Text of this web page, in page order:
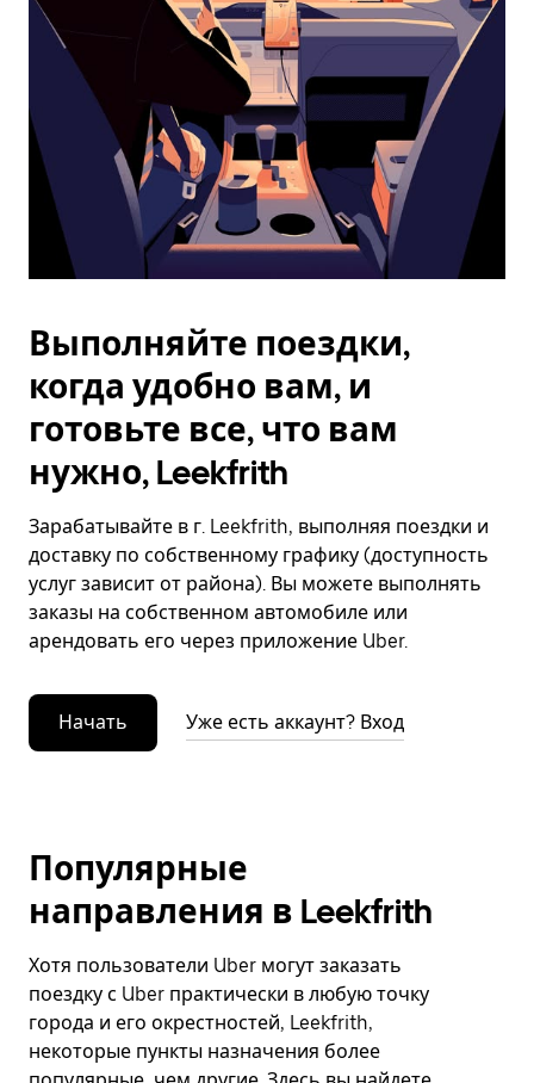
Выполняйте поездки,
когда удобно вам, и
готовьте все, что вам
нужно, Leekfrith
Зарабатывайте в г. Leekfrith, выполняя поездки и
доставку по собственному графику (доступность
услуг зависит от района). Вы можете выполнять
заказы на собственном автомобиле или
арендовать его через приложение Uber.
Начать Уже есть аккаунт? Вход
Популярные
направления в Leekfrith
Хотя пользователи Uber могут заказать
поездку с Uber практически в любую точку
города и его окрестностей, Leekfrith,
некоторые пункты назначения более